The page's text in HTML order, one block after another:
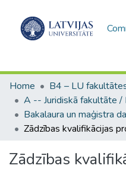
Home
Zādzības